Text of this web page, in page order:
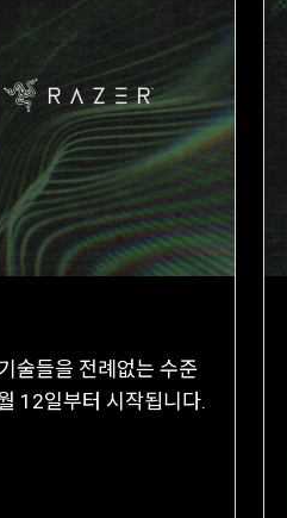
술들을 전례없는 수준
12일부터 시작됩니다.